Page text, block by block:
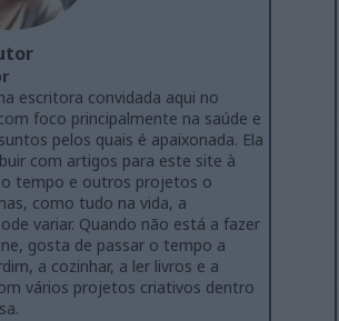
escritora convidada aqui no
foco principalmente na saúde e
pelos quais é apaixonada. Ela
com artigos para este site à
o tempo e outros projetos o
como tudo na vida, a
variar. Quando não está a fazer
gosta de passar o tempo a
a cozinhar, a ler livros e a
vários projetos criativos dentro